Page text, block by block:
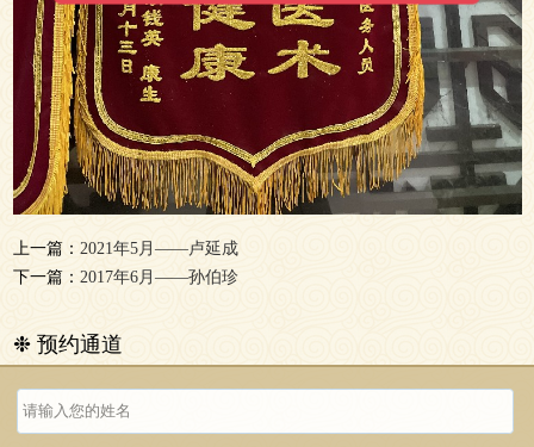
上一篇： 2021年5月——卢延成
下一篇： 2017年6月——孙伯珍
❉ 预约通道